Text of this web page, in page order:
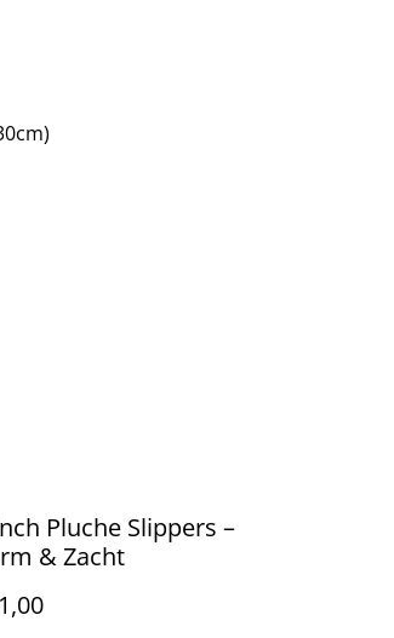
Pluche Slippers –
& Zacht